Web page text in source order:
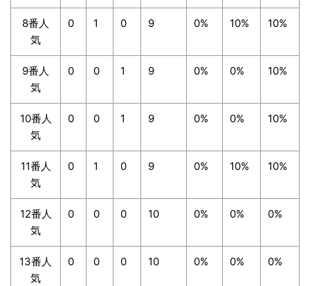
8番人
気
0 1 0 9 0% 10% 10%
9番人
気
0 0 1 9 0% 0% 10%
10番人
気
0 0 1 9 0% 0% 10%
11番人
気
0 1 0 9 0% 10% 10%
12番人
気
0 0 0 10 0% 0% 0%
13番人
気
0 0 0 10 0% 0% 0%